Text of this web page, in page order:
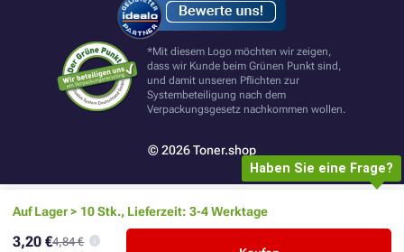
Auf Lager > 10 Stk., Lieferzeit: 3-4 Werktage
3,20 €4,84 €
*Mit diesem Logo möchten wir zeigen,
dass wir Kunde beim Grünen Punkt sind,
und damit unseren Pflichten zur
Systembeteiligung nach dem
Verpackungsgesetz nachkommen wollen.
© 2026 Toner.shop
Haben Sie eine Frage?